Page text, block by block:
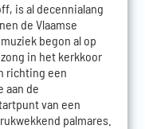
is al decennialang
de Vlaamse
begon al op
in het kerkkoor
richting een
aan de
van een
palmares.